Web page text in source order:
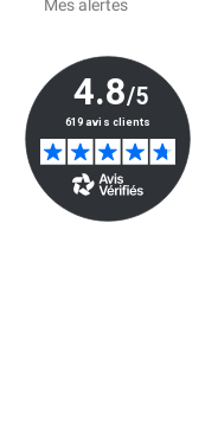
Mes alertes